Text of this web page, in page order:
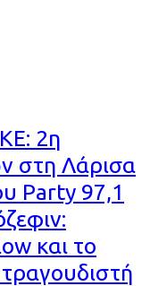
2η
στη Λάρισα
Party 97,1
και το